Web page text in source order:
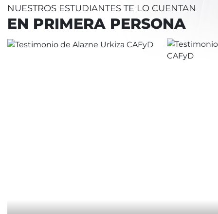
NUESTROS ESTUDIANTES TE LO CUENTAN
EN PRIMERA PERSONA